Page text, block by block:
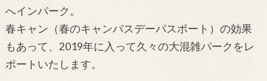
へインパーク。
春キャン（春のキャンパスデーパスポート）の効果
もあって、2019年に入って久々の大混雑パークをレ
ポートいたします。